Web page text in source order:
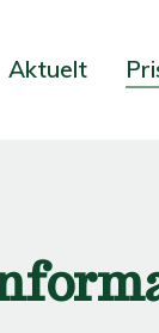
Aktuelt